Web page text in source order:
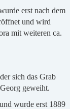
erst nach dem
und wird
mit weiteren ca.
sich das Grab
geweiht.
wurde erst 1889